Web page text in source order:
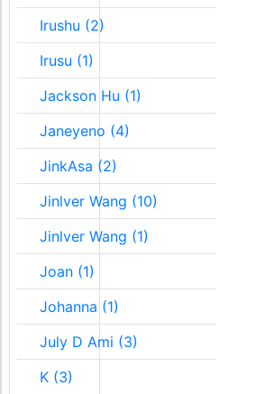
Irushu (2)
Irusu (1)
Jackson Hu (1)
Janeyeno (4)
JinkAsa (2)
Jinlver Wang (10)
Jinlver Wang (1)
Joan (1)
Johanna (1)
July D Ami (3)
K (3)